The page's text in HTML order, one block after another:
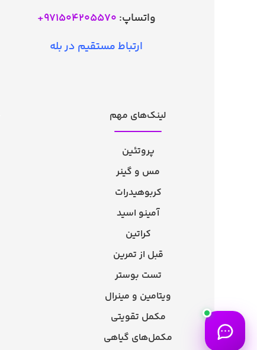
واتساپ: 971504205570
+
ارتباط مستقیم در بله
لینک‌های مهم
پروتئین
مس و گینر
کربوهیدرات
آمینو اسید
کراتین
قبل از تمرین
تست بوستر
ویتامین و مینرال
مکمل تقویتی
مکمل‌های گیاهی